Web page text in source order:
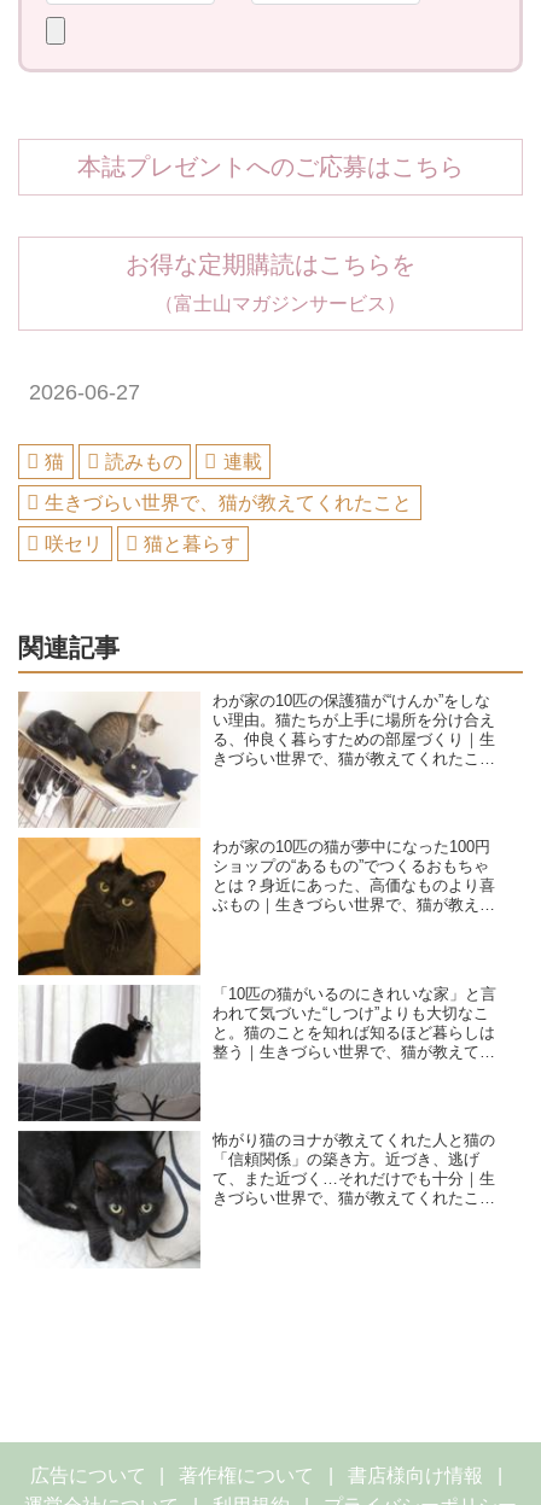
本誌プレゼントへのご応募はこちら
お得な定期購読はこちらを
（富士山マガジンサービス）
2026-06-27
猫 読みもの
連載
生きづらい世界で、猫が教えてくれたこと
咲セリ
猫と暮らす
関連記事
わが家の10匹の保護猫が“けんか”をしな
い理由。猫たちが上手に場所を分け合え
る、仲良く暮らすための部屋づくり｜生
きづらい世界で、猫が教えてくれたこと
わが家の10匹の猫が夢中になった100円
ショップの“あるもの”でつくるおもちゃ
とは？身近にあった、高価なものより喜
ぶもの｜生きづらい世界で、猫が教えて
「10匹の猫がいるのにきれいな家」と言
われて気づいた“しつけ”よりも大切なこ
と。猫のことを知れば知るほど暮らしは
整う｜生きづらい世界で、猫が教えてく
怖がり猫のヨナが教えてくれた人と猫の
「信頼関係」の築き方。近づき、逃げ
て、また近づく…それだけでも十分｜生
きづらい世界で、猫が教えてくれたこと
広告について 著作権について
書店様向け情報